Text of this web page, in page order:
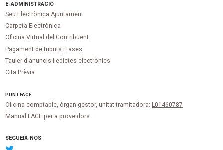
E-ADMINISTRACIÓ
Seu Electrònica Ajuntament
Carpeta Electrònica
Oficina Virtual del Contribuent
Pagament de tributs i tases
Tauler d'anuncis i edictes electrònics
Cita Prèvia
PUNTFACE
Oficina comptable, òrgan gestor, unitat tramitadora: L01460787
Manual FACE per a proveïdors
SEGUEIX-NOS